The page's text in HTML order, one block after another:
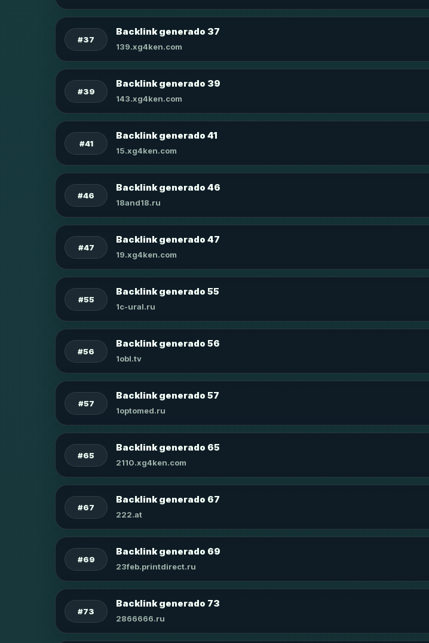
#37
Backlink generado 37
139.xg4ken.com
#39
Backlink generado 39
143.xg4ken.com
#41
Backlink generado 41
15.xg4ken.com
#46
Backlink generado 46
18and18.ru
#47
Backlink generado 47
19.xg4ken.com
#55
Backlink generado 55
1c-ural.ru
#56
Backlink generado 56
1obl.tv
#57
Backlink generado 57
1optomed.ru
#65
Backlink generado 65
2110.xg4ken.com
#67
Backlink generado 67
222.at
#69
Backlink generado 69
23feb.printdirect.ru
#73
Backlink generado 73
2866666.ru